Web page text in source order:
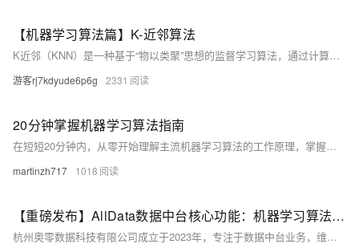
【机器学习算法篇】K-近邻算法
K近邻（KNN）是一种基于“物以类聚”思想的监督学习算法，通过计算样本间距离，选取最近K个邻居投票决定类别。支持多种距离度量，如欧式、曼哈顿、余弦相似度等，适用于分类与回归任务。结合Scikit-learn可高效实现，需合理选择K值并进行数据预处理，常用于鸢尾花分类等经典案例。（238字）
游客rj7kdyude6p6g 2331
20分钟掌握机器学习算法指南
在短短20分钟内，从零开始理解主流机器学习算法的工作原理，掌握算法选择策略，并建立对神经网络的直观认识。本文用通俗易懂的语言和生动的比喻，帮助你告别算法选择的困惑，轻松踏入AI的大门。
martinzh717 1018
【重磅发布】AllData数据中台核心功能：机器学习算法平台
杭州奥零数据科技有限公司成立于2023年，专注于数据中台业务，维护开源项目AllData并提供商业版解决方案。AllData提供数据集成、存储、开发、治理及BI展示等一站式服务，支持AI大模型应用，助力企业高效利用数据价值。